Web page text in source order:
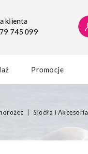
klienta
745 099
Promocje
Siodła i Akcesoria